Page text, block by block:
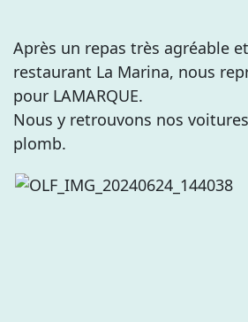
Après un repas très agréable
restaurant La Marina, nous
pour LAMARQUE.
Nous y retrouvons nos
plomb.